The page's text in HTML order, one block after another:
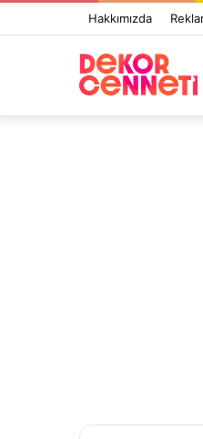
Hakkımızda